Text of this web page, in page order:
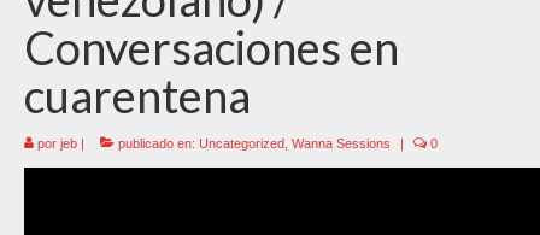
Conversaciones en
cuarentena
por jeb | publicado en: Uncategorized Wanna Sessions | 0